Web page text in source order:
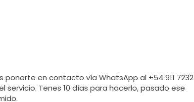
en contacto vía WhatsApp al +54 911 7232
Tenes 10 días para hacerlo, pasado ese